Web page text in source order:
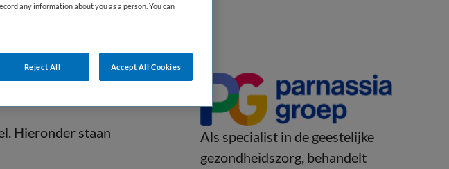
Hieronder staan
Als specialist in de geestelijke
gezondheidszorg, behandelt
any information about you as a person. You can
Reject All Accept All Cookies